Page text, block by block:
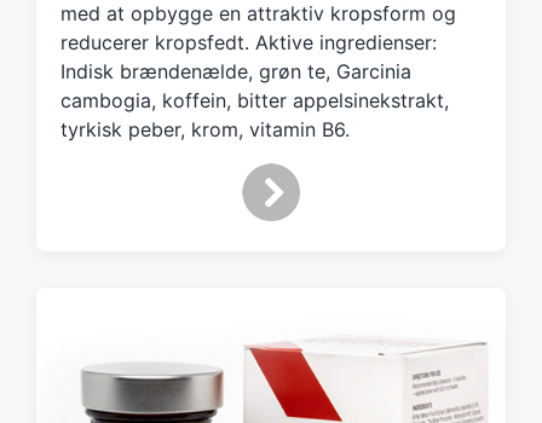
d
w
i
t
h
med at opbygge en attraktiv kropsform og
reducerer kropsfedt. Aktive ingredienser:
Indisk brændenælde, grøn te, Garcinia
cambogia, koffein, bitter appelsinekstrakt,
tyrkisk peber, krom, vitamin B6.